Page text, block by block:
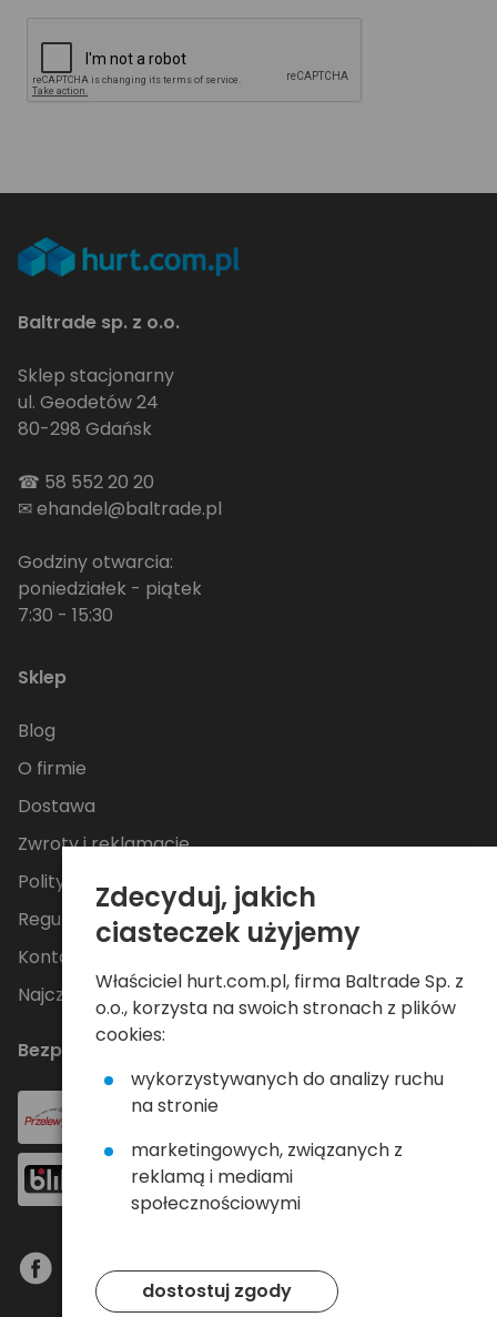
Baltrade sp. z o.o.
Sklep stacjonarny
ul. Geodetów 24
80-298 Gdańsk
☎ 58 552 20 20
✉ehandel@baltrade.pl
Godziny otwarcia:
poniedziałek - piątek
7:30 - 15:30
Sklep
Blog
O firmie
Dostawa
Zwroty i reklamacje
Polityka Prywatności
Regulamin
Kontakt
Najczęściej zadawane pytania
Bezpieczne płatności
Zdecyduj, jakich
ciasteczek użyjemy
Właściciel hurt.com.pl, firma Baltrade Sp. z
o.o., korzysta na swoich stronach z plików
cookies:
wykorzystywanych do analizy ruchu
na stronie
marketingowych, związanych z
reklamą i mediami
społecznościowymi
dostostuj zgody